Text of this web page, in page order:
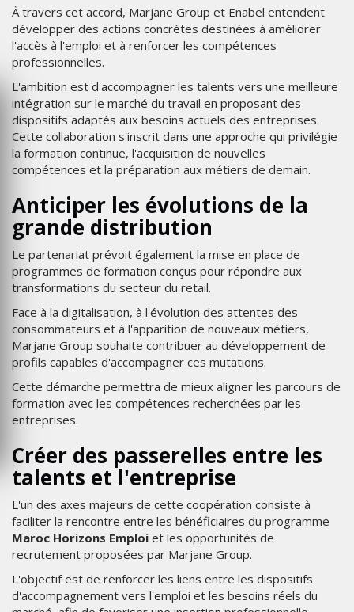
À travers cet accord, Marjane Group et Enabel entendent
développer des actions concrètes destinées à améliorer
l'accès à l'emploi et à renforcer les compétences
professionnelles.
L'ambition est d'accompagner les talents vers une meilleure
intégration sur le marché du travail en proposant des
dispositifs adaptés aux besoins actuels des entreprises.
Cette collaboration s'inscrit dans une approche qui privilégie
la formation continue, l'acquisition de nouvelles
compétences et la préparation aux métiers de demain.
Anticiper les évolutions de la
grande distribution
Le partenariat prévoit également la mise en place de
programmes de formation conçus pour répondre aux
transformations du secteur du retail.
Face à la digitalisation, à l'évolution des attentes des
consommateurs et à l'apparition de nouveaux métiers,
Marjane Group souhaite contribuer au développement de
profils capables d'accompagner ces mutations.
Cette démarche permettra de mieux aligner les parcours de
formation avec les compétences recherchées par les
entreprises.
Créer des passerelles entre les
talents et l'entreprise
L'un des axes majeurs de cette coopération consiste à
faciliter la rencontre entre les bénéficiaires du programme
Maroc Horizons Emploi et les opportunités de
recrutement proposées par Marjane Group.
L'objectif est de renforcer les liens entre les dispositifs
d'accompagnement vers l'emploi et les besoins réels du